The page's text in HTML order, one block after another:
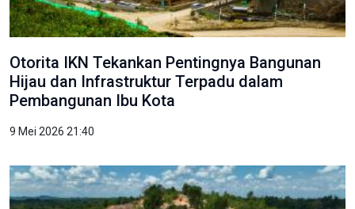
Otorita IKN Tekankan Pentingnya Bangunan
Hijau dan Infrastruktur Terpadu dalam
Pembangunan Ibu Kota
9 Mei 2026 21:40